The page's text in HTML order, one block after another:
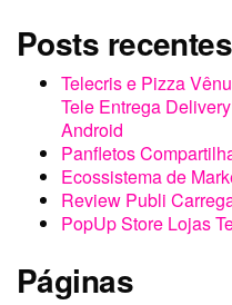
Posts recentes
Telecris e Pizza
Tele Entrega
Android
Panfletos
Ecossistema de
Review Publi
PopUp Store Lojas
Páginas